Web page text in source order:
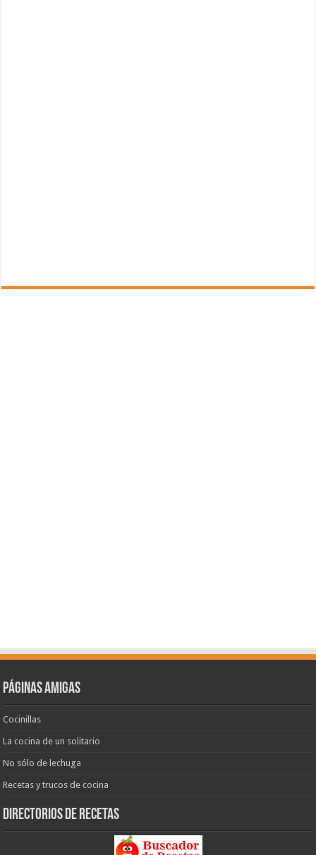
Páginas amigas
Cocinillas
La cocina de un solitario
No sólo de lechuga
Recetas y trucos de cocina
Directorios de recetas